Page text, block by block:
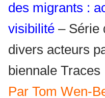
des migrants :
visibilité – Série
divers acteurs
biennale Traces
Par Tom Wen-